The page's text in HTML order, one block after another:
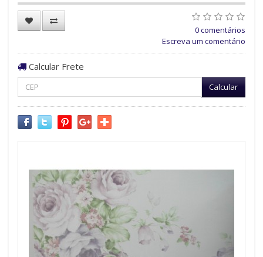
0 comentários
Escreva um comentário
Calcular Frete
Calcular